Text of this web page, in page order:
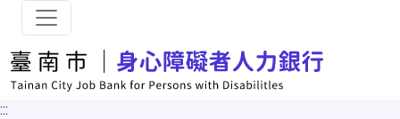
跳到主要內容
:::